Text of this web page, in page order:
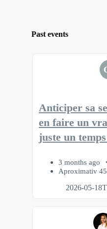
Past events
Anticiper sa
en faire un
juste un
3 months ago
Aproximativ
2026-05-